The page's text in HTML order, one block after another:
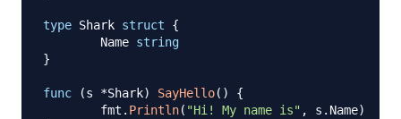
type Shark struct
{
	Name
string
}
func (s *Shark) SayHello( )
{
	fmt
. Println( "Hi! My name is" , s . Name)